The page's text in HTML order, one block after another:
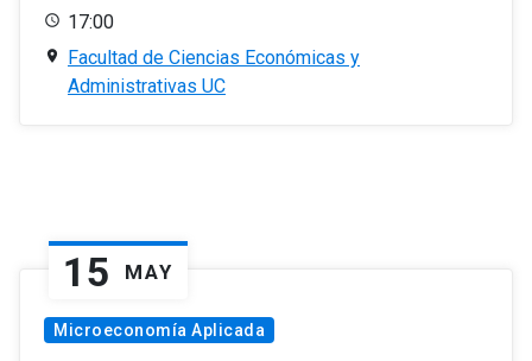
17:00
Facultad de Ciencias Económicas y
Administrativas UC
15 MAY
Microeconomía Aplicada